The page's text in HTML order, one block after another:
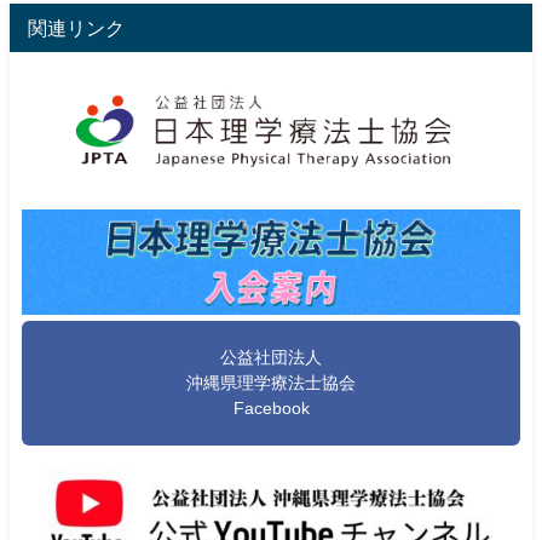
関連リンク
公益社団法人
沖縄県理学療法士協会
Facebook